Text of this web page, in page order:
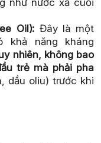
Oil): Đây là một
khả năng kháng
nhiên, không bao
trẻ mà phải pha
dầu oliu) trước khi